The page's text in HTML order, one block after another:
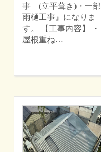
事 (立平葺き)・一部
雨樋工事』になりま
す。 【工事内容】 ・
屋根重ね…